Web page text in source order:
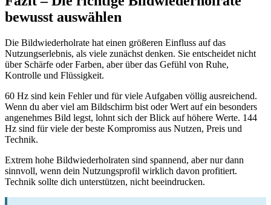
bewusst auswählen
Die Bildwiederholrate hat einen größeren Einfluss auf das
Nutzungserlebnis, als viele zunächst denken. Sie entscheidet nicht
über Schärfe oder Farben, aber über das Gefühl von Ruhe,
Kontrolle und Flüssigkeit.
60 Hz sind kein Fehler und für viele Aufgaben völlig ausreichend.
Wenn du aber viel am Bildschirm bist oder Wert auf ein besonders
angenehmes Bild legst, lohnt sich der Blick auf höhere Werte. 144
Hz sind für viele der beste Kompromiss aus Nutzen, Preis und
Technik.
Extrem hohe Bildwiederholraten sind spannend, aber nur dann
sinnvoll, wenn dein Nutzungsprofil wirklich davon profitiert.
Technik sollte dich unterstützen, nicht beeindrucken.